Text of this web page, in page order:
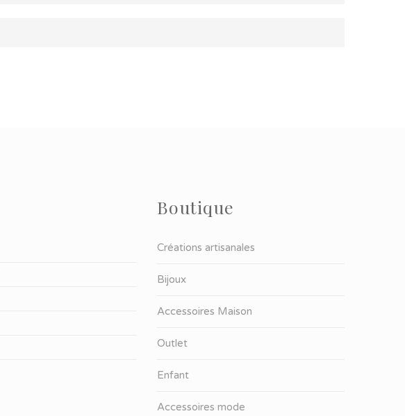
Boutique
Créations artisanales
Bijoux
Accessoires Maison
Outlet
Enfant
Accessoires mode